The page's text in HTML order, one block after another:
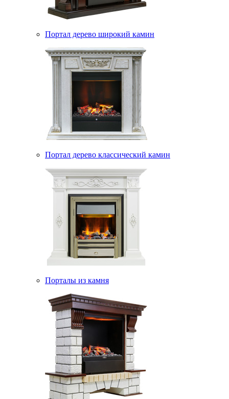
Портал дерево широкий камин
Портал дерево классический камин
Порталы из камня